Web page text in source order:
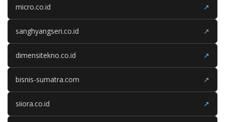
micro.co.id ↗
sanghyangseri.co.id ↗
dimensitekno.co.id ↗
bisnis-sumatra.com ↗
siiora.co.id ↗